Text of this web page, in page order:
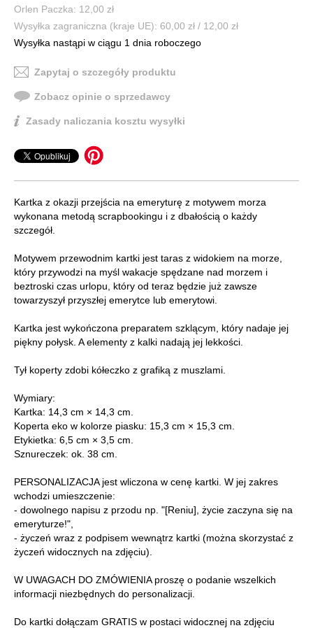
Orlen Paczka: 12,00 zł
Wysyłka zagraniczna (kraje UE): 60,00 zł / 12,00 zł
Wysyłka nastąpi w ciągu 1 dnia roboczego
Zapytaj o szczegóły produktu
Zobacz opinie o sprzedawcy
Zasady naliczania kosztu wysyłki
Kartka z okazji przejścia na emeryturę z motywem morza
wykonana metodą scrapbookingu i z dbałością o każdy
szczegół.
Motywem przewodnim kartki jest taras z widokiem na morze,
który przywodzi na myśl wakacje spędzane nad morzem i
beztroski czas urlopu, który od teraz będzie już zawsze
towarzyszył przyszłej emerytce lub emerytowi.
Kartka jest wykończona preparatem szklącym, który nadaje jej
piękny połysk. A elementy z kalki nadają jej lekkości.
Tył koperty zdobi kółeczko z grafiką z muszlami.
Wymiary:
Kartka: 14,3 cm × 14,3 cm.
Koperta eko w kolorze piasku: 15,3 cm × 15,3 cm.
Etykietka: 6,5 cm × 3,5 cm.
Sznureczek: ok. 38 cm.
PERSONALIZACJA jest wliczona w cenę kartki. W jej zakres
wchodzi umieszczenie:
- dowolnego napisu z przodu np. "[Reniu], życie zaczyna się na
emeryturze!",
- życzeń wraz z podpisem wewnątrz kartki (można skorzystać z
życzeń widocznych na zdjęciu).
W UWAGACH DO ZMÓWIENIA proszę o podanie wszelkich
informacji niezbędnych do personalizacji.
Do kartki dołączam GRATIS w postaci widocznej na zdjęciu